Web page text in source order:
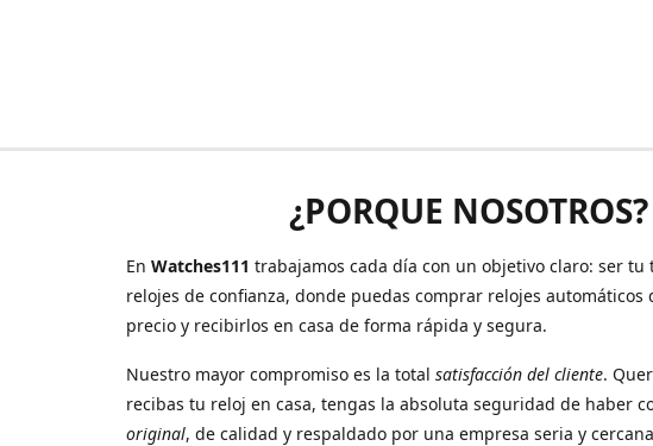
¿PORQUE NOSOTROS?
En Watches111 trabajamos cada día con un objetivo claro: ser
relojes de confianza, donde puedas comprar relojes automáticos
precio y recibirlos en casa de forma rápida y segura.
Nuestro mayor compromiso es la total satisfacción del cliente.
recibas tu reloj en casa, tengas la absoluta seguridad de haber
original, de calidad y respaldado por una empresa seria y